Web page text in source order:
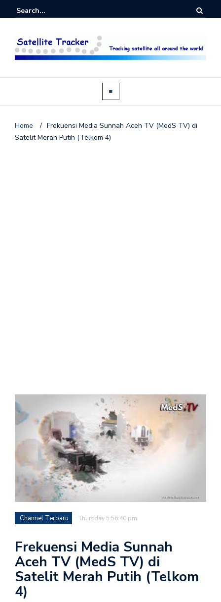
Home / Frekuensi Media Sunnah Aceh TV (MedS TV) di
Satelit Merah Putih (Telkom 4)
Channel Terbaru Thursday 5:56:40 pm
Frekuensi Media Sunnah
Aceh TV (MedS TV) di
Satelit Merah Putih (Telkom
4)